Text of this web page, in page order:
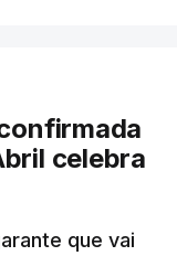
celebra
que vai